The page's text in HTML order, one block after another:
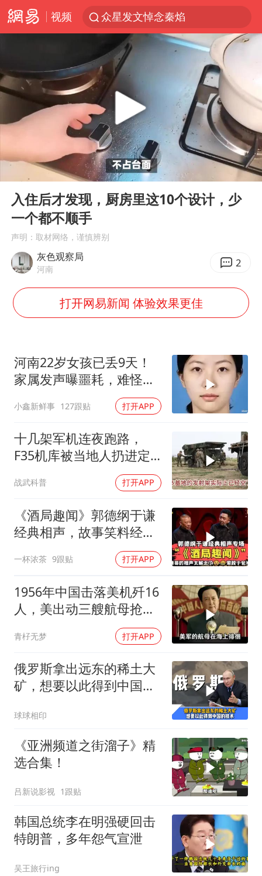
视频
众星发文悼念秦焰
苏州河水抢排翻泄至黄浦江
“还不如不放假”
独闯南太行失联女子遗体已找到
白海豚突然大拐弯 走出罕见路线
大连一起飞航班因乘客可乐爆瓶折返
百花奖闭幕式节目单正式揭晓
血指纹匹配成功，20年悬案告破！凶手被执行死刑
医疗垃圾做手机壳 这也是谋财害命
武契奇：欧洲已处于大战边缘
女孩每天“拼豆”拼坏眼睛
下党之路
Play
00:00 03:32
入住后才发现，厨房里这10个设计，少
一个都不顺手
声明：取材网络，谨慎辨别
灰色观察局
河南 2
打开网易新闻 体验效果更佳
河南22岁女孩已丢9天！
家属发声曝噩耗，难怪搜
小鑫新鲜事 127跟贴 打开APP
十几架军机连夜跑路，
F35机库被当地人扔进定
位器，美军在中东的老底
让人掀了个干净
战武科普 打开APP
《酒局趣闻》郭德纲于谦
经典相声，故事笑料经典
一杯浓茶 9跟贴 打开APP
1956年中国击落美机歼16
人，美出动三艘航母抢尸
青杍无梦 打开APP
俄罗斯拿出远东的稀土大
矿，想要以此得到中国独
球球相印
《亚洲频道之街溜子》精
选合集！
吕新说影视 1跟贴
韩国总统李在明强硬回击
特朗普，多年怨气宣泄
吴王旅行ing